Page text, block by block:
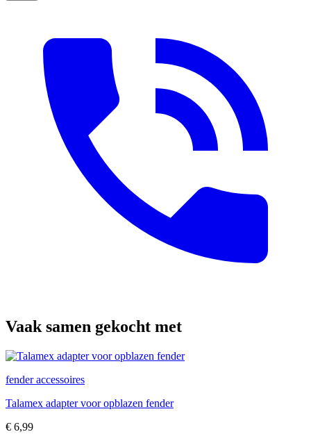
Vaak samen gekocht met
fender accessoires
Talamex adapter voor opblazen fender
€ 6,99